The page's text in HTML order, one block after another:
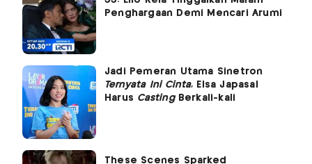
Penghargaan Demi Mencari Arumi
Jadi Pemeran Utama Sinetron
Ternyata Ini Cinta, Elsa Japasal
Harus CastingBerkali-kali